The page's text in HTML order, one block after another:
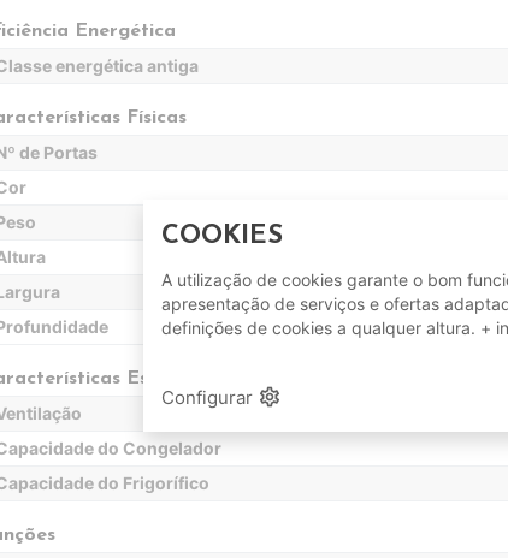
Energética
energética antiga
Físicas
de Portas
Específicas
do Congelador
do Frigorífico
COOKIES
A utilização de cookies garante o bom
apresentação de serviços e ofertas
definições de cookies a qualquer altura. +
Configurar settings